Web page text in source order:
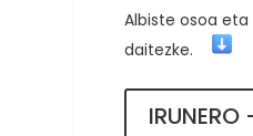
Albiste osoa
daitezke.